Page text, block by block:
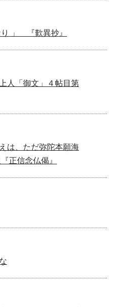
」 『歎異抄』
「御文」４帖目第
は、ただ弥陀本願海
正信念仏偈』